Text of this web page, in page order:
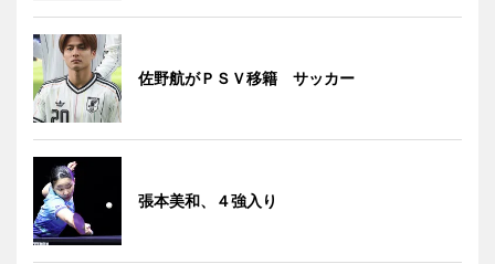
佐野航がＰＳＶ移籍 サッカー
張本美和、４強入り